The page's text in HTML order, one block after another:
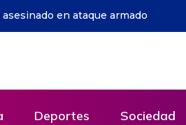
para todos
Deportes Sociedad